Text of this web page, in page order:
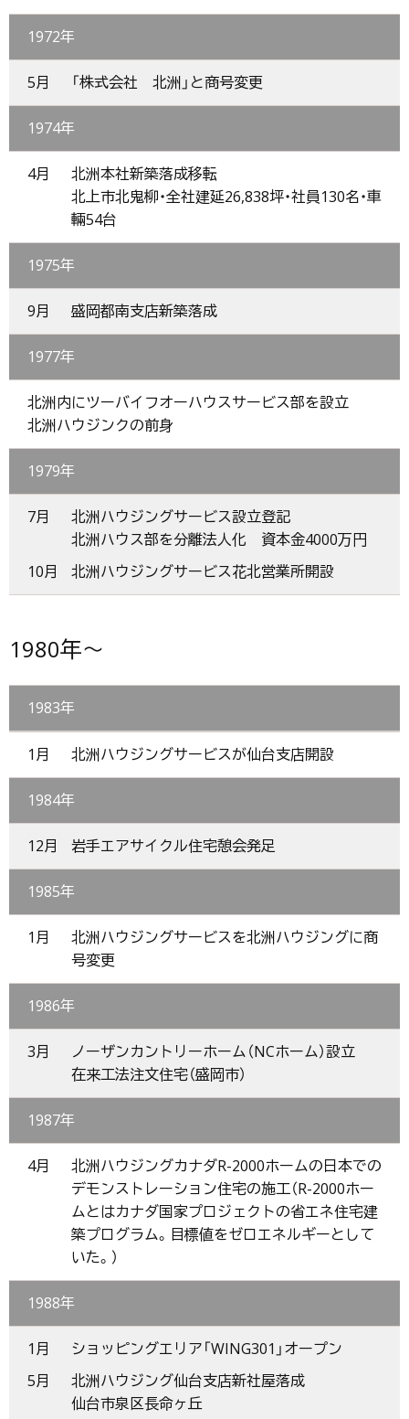
1972年
5月 「株式会社 北洲」と商号変更
1974年
4月
北洲本社新築落成移転
北上市北鬼柳・全社建延26,838坪・社員130名・車
輛54台
1975年
9月 盛岡都南支店新築落成
1977年
北洲内にツーバイフオーハウスサービス部を設立
北洲ハウジンクの前身
1979年
7月
北洲ハウジングサービス設立登記
北洲ハウス部を分離法人化 資本金4000万円
10月
北洲ハウジングサービス花北営業所開設
1980年～
1983年
1月 北洲ハウジングサービスが仙台支店開設
1984年
12月 岩手エアサイクル住宅憩会発足
1985年
1月
北洲ハウジングサービスを北洲ハウジングに商
号変更
1986年
3月
ノーザンカントリーホーム（NCホーム）設立
在来工法注文住宅（盛岡市）
1987年
4月
北洲ハウジングカナダR-2000ホームの日本での
デモンストレーション住宅の施工（R-2000ホー
ムとはカナダ国家プロジェクトの省エネ住宅建
築プログラム。目標値をゼロエネルギーとして
いた。）
1988年
1月
ショッピングエリア「WING301」オープン
5月
北洲ハウジング仙台支店新社屋落成
仙台市泉区長命ヶ丘